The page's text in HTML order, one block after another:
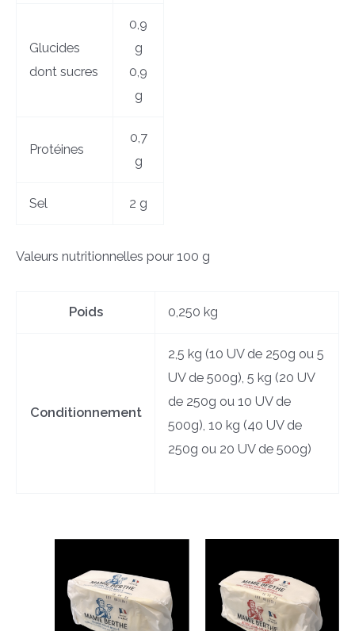
Glucides
dont sucres
0,9
g
0,9
g
Protéines
0,7
g
Sel 2 g
Valeurs nutritionnelles pour 100 g
Poids 0,250 kg
Conditionnement
2,5 kg (10 UV de 250g ou 5
UV de 500g), 5 kg (20 UV
de 250g ou 10 UV de
500g), 10 kg (40 UV de
250g ou 20 UV de 500g)